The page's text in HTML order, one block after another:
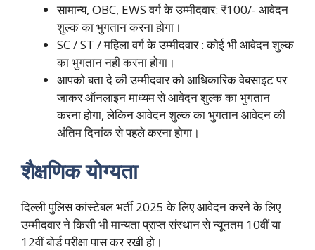
सामान्य, OBC, EWS वर्ग के उम्मीदवार: ₹100/- आवेदन
शुल्क का भुगतान करना होगा।
SC / ST / महिला वर्ग के उम्मीदवार : कोई भी आवेदन शुल्क
का भुगतान नही करना होगा।
आपको बता दे की उम्मीदवार को आधिकारिक वेबसाइट पर
जाकर ऑनलाइन माध्यम से आवेदन शुल्क का भुगतान
करना होगा, लेकिन आवेदन शुल्क का भुगतान आवेदन की
अंतिम दिनांक से पहले करना होगा।
शैक्षणिक योग्यता
दिल्ली पुलिस कांस्टेबल भर्ती 2025 के लिए आवेदन करने के लिए
उम्मीदवार ने किसी भी मान्यता प्राप्त संस्थान से न्यूनतम 10वीं या
12वीं बोर्ड परीक्षा पास कर रखी हो।